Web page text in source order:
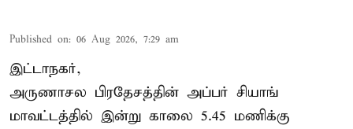
Published on: 06 Aug 2026, 7:29 am
இட்டாநகர்,
அருணாசல பிரதேசத்தின் அப்பர் சியாங்
மாவட்டத்தில் இன்று காலை 5.45 மணிக்கு